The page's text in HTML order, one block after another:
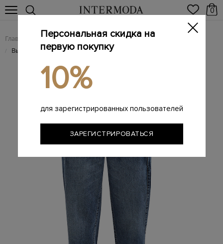
0
Главная Женщинам / Женская одежда / Женские джинсы
/ Высокие джинсы mom’s из выбеленного денима Authentic
Персональная скидка на
первую покупку
10%
для зарегистрированных пользователей
ЗАРЕГИСТРИРОВАТЬСЯ